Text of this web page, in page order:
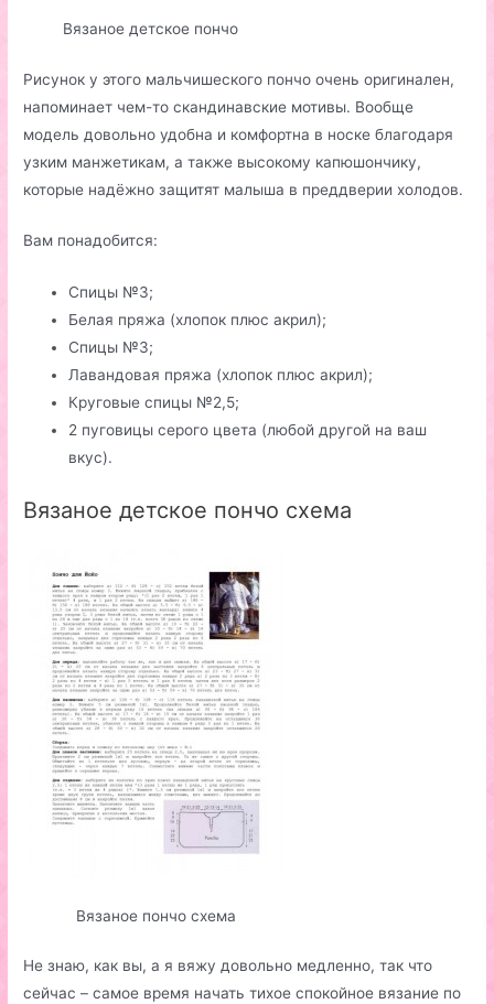
Вязаное детское пончо
Рисунок у этого мальчишеского пончо очень оригинален,
напоминает чем-то скандинавские мотивы. Вообще
модель довольно удобна и комфортна в носке благодаря
узким манжетикам, а также высокому капюшончику,
которые надёжно защитят малыша в преддверии холодов.
Вам понадобится:
Спицы №3;
Белая пряжа (хлопок плюс акрил);
Спицы №3;
Лавандовая пряжа (хлопок плюс акрил);
Круговые спицы №2,5;
2 пуговицы серого цвета (любой другой на ваш
вкус).
Вязаное детское пончо схема
Вязаное пончо схема
Не знаю, как вы, а я вяжу довольно медленно, так что
сейчас – самое время начать тихое спокойное вязание по